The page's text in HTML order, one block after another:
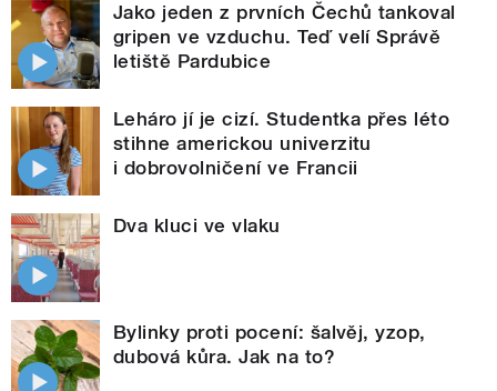
Jako jeden z prvních Čechů tankoval
gripen ve vzduchu. Teď velí Správě
letiště Pardubice
Leháro jí je cizí. Studentka přes léto
stihne americkou univerzitu
i dobrovolničení ve Francii
Dva kluci ve vlaku
Bylinky proti pocení: šalvěj, yzop,
dubová kůra. Jak na to?